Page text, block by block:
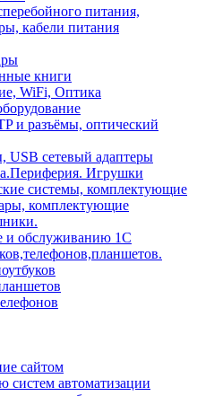
питания,
кабели питания
книги
WiFi, Оптика
и разъёмы, оптический
USB сетевый адаптеры
Игрушки
системы, комплектующие
комплектующие
и обслуживанию 1С
сайтом
систем автоматизации